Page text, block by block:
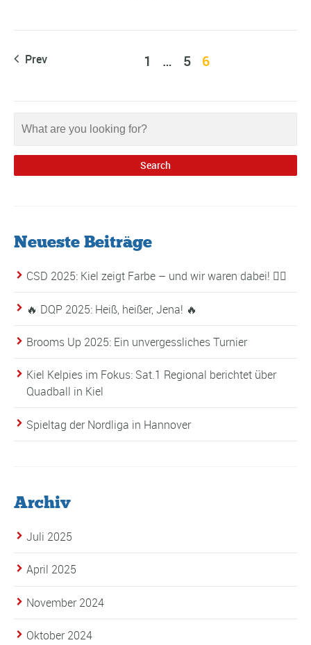
Prev 1 … 5 6
Neueste Beiträge
CSD 2025: Kiel zeigt Farbe – und wir waren dabei! 🏳️‍🌈
🔥 DQP 2025: Heiß, heißer, Jena! 🔥
Brooms Up 2025: Ein unvergessliches Turnier
Kiel Kelpies im Fokus: Sat.1 Regional berichtet über
Quadball in Kiel
Spieltag der Nordliga in Hannover
Archiv
Juli 2025
April 2025
November 2024
Oktober 2024